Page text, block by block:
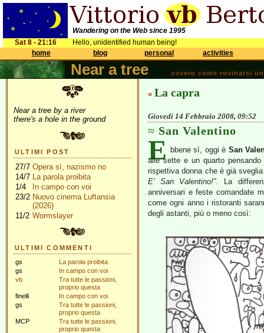
Wandering on the Web since 1995
Sat 8 - 21:16
Hello, unidentified human being!
home
blog personal activities
Near a tree ovvero come rovinarsi
Near a tree by a river
there's a hole in the ground
ULTIMI POST
27/7 Opera sì, nazismo no
14/7 La parola proibita
1/4
In campo con voi
23/2 Nuovo cinema Luftansia
(2026)
11/2 Wormslayer
ULTIMI COMMENTI
gs
La parola proibita
gs
In campo con voi
vb
Tra tutte le passioni,
proprio questa
finelli
In campo con voi
gs
Tra tutte le passioni,
proprio questa
MCP
Tra tutte le passioni,
proprio questa
« La capra
Giovedì 14 Febbraio 2008, 09:52
San Valentino
E bbene sì, oggi è San
alle sette e un quarto
rispettiva donna che è già
E’ San Valentino!”. La
anniversari e feste comandate
come ogni anno i ristoranti
degli astanti, più o meno così: